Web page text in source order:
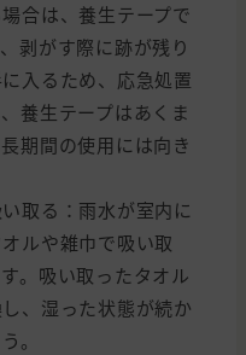
合は、養生テープで
剥がす際に跡が残り
入るため、応急処置
養生テープはあくま
期間の使用には向き
取る：雨水が室内に
ルや雑巾で吸い取
。吸い取ったタオル
、湿った状態が続か
。